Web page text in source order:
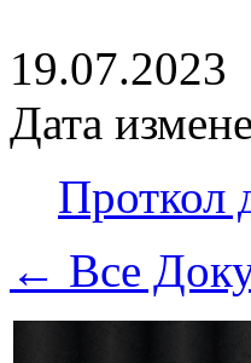
19.07.2023
Дата
Проткол
← Все